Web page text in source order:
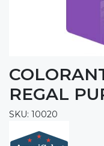
REGAL
SKU: 10020